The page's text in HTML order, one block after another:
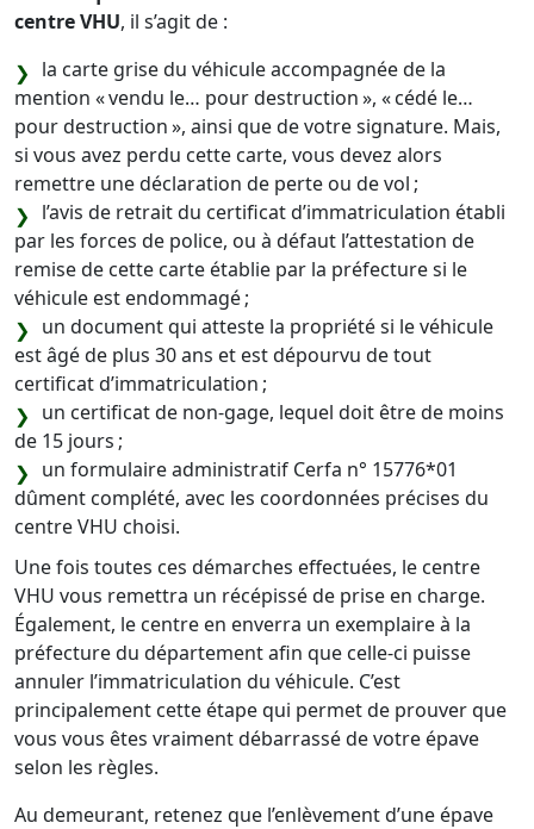
centre VHU, il s’agit de :
la carte grise du véhicule accompagnée de la
mention « vendu le… pour destruction », « cédé le…
pour destruction », ainsi que de votre signature. Mais,
si vous avez perdu cette carte, vous devez alors
remettre une déclaration de perte ou de vol ;
l’avis de retrait du certificat d’immatriculation établi
par les forces de police, ou à défaut l’attestation de
remise de cette carte établie par la préfecture si le
véhicule est endommagé ;
un document qui atteste la propriété si le véhicule
est âgé de plus 30 ans et est dépourvu de tout
certificat d’immatriculation ;
un certificat de non-gage, lequel doit être de moins
de 15 jours ;
un formulaire administratif Cerfa n° 15776*01
dûment complété, avec les coordonnées précises du
centre VHU choisi.
Une fois toutes ces démarches effectuées, le centre
VHU vous remettra un récépissé de prise en charge.
Également, le centre en enverra un exemplaire à la
préfecture du département afin que celle-ci puisse
annuler l’immatriculation du véhicule. C’est
principalement cette étape qui permet de prouver que
vous vous êtes vraiment débarrassé de votre épave
selon les règles.
Au demeurant, retenez que l’enlèvement d’une épave